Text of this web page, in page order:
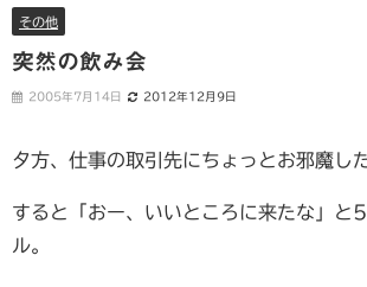
その他
突然の飲み会
2005年7月14日 2012年12月9日
夕方、仕事の取引先にちょっとお邪魔した
すると「おー、いいところに来たな」
ル。